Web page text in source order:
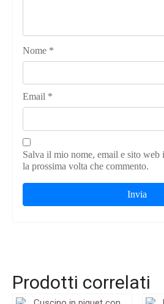
Nome *
Email *
Salva il mio nome, email e sito web
la prossima volta che commento.
Prodotti correlati